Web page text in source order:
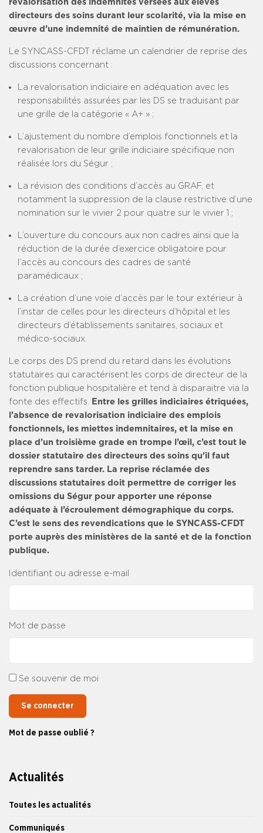
Actualités
Toutes les actualités
Communiqués
revalorisation des indemnités versées aux élèves
directeurs des soins durant leur scolarité, via la mise en
œuvre d’une indemnité de maintien de rémunération.
Le SYNCASS-CFDT réclame un calendrier de reprise des
discussions concernant :
La revalorisation indiciaire en adéquation avec les
responsabilités assurées par les DS se traduisant par
une grille de la catégorie « A+ » ;
L’ajustement du nombre d’emplois fonctionnels et la
revalorisation de leur grille indiciaire spécifique non
réalisée lors du Ségur ;
La révision des conditions d’accès au GRAF, et
notamment la suppression de la clause restrictive d’une
nomination sur le vivier 2 pour quatre sur le vivier 1 ;
L’ouverture du concours aux non cadres ainsi que la
réduction de la durée d’exercice obligatoire pour
l’accès au concours des cadres de santé
paramédicaux ;
La création d’une voie d’accès par le tour extérieur à
l’instar de celles pour les directeurs d’hôpital et les
directeurs d’établissements sanitaires, sociaux et
médico-sociaux.
Le corps des DS prend du retard dans les évolutions
statutaires qui caractérisent les corps de directeur de la
fonction publique hospitalière et tend à disparaitre via la
fonte des effectifs.
Entre les grilles indiciaires étriquées,
l’absence de revalorisation indiciaire des emplois
fonctionnels, les miettes indemnitaires, et la mise en
place d’un troisième grade en trompe l’œil, c’est tout le
dossier statutaire des directeurs des soins qu’il faut
reprendre sans tarder. La reprise réclamée des
discussions statutaires doit permettre de corriger les
omissions du Ségur pour apporter une réponse
adéquate à l’écroulement démographique du corps.
C’est le sens des revendications que le SYNCASS-CFDT
porte auprès des ministères de la santé et de la fonction
publique.
Identifiant ou adresse e-mail
Mot de passe
Se souvenir de moi
Se connecter
Mot de passe oublié ?